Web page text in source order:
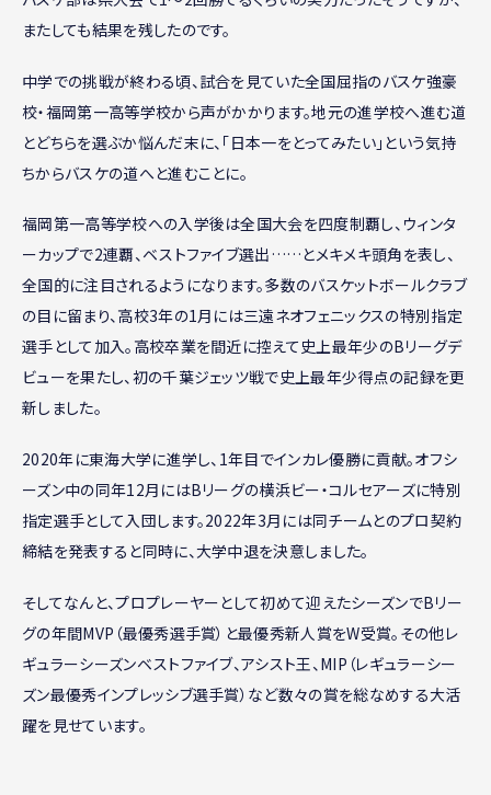
またしても結果を残したのです。
中学での挑戦が終わる頃、試合を見ていた全国屈指のバスケ強豪
校・福岡第一高等学校から声がかかります。地元の進学校へ進む道
とどちらを選ぶか悩んだ末に、「日本一をとってみたい」という気持
ちからバスケの道へと進むことに。
福岡第一高等学校への入学後は全国大会を四度制覇し、ウィンタ
ーカップで2連覇、ベストファイブ選出……とメキメキ頭角を表し、
全国的に注目されるようになります。多数のバスケットボールクラブ
の目に留まり、高校3年の1月には三遠ネオフェニックスの特別指定
選手として加入。高校卒業を間近に控えて史上最年少のBリーグデ
ビューを果たし、初の千葉ジェッツ戦で史上最年少得点の記録を更
新しました。
2020年に東海大学に進学し、1年目でインカレ優勝に貢献。オフシ
ーズン中の同年12月にはBリーグの横浜ビー・コルセアーズに特別
指定選手として入団します。2022年3月には同チームとのプロ契約
締結を発表すると同時に、大学中退を決意しました。
そしてなんと、プロプレーヤーとして初めて迎えたシーズンでBリー
グの年間MVP（最優秀選手賞）と最優秀新人賞をW受賞。その他レ
ギュラーシーズンベストファイブ、アシスト王、MIP（レギュラーシー
ズン最優秀インプレッシブ選手賞）など数々の賞を総なめする大活
躍を見せています。